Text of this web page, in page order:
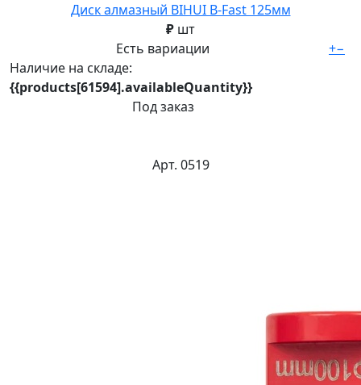
Диск алмазный BIHUI B-Fast 125мм
₽ шт
Есть вариации
Наличие на складе:
{{products[61594].availableQuantity}}
Под заказ
+−
Арт. 0519